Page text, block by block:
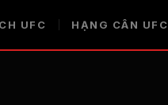
UFC HẠNG CÂN UFC